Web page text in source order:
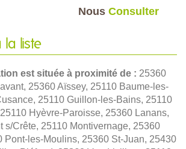
Nous Consulter
la liste
est située à proximité de : 25360
25360 Aïssey, 25110 Baume-les-
25110 Guillon-les-Bains, 25110
Hyèvre-Paroisse, 25360 Lanans,
s/Crête, 25110 Montivernage, 25360
Pont-les-Moulins, 25360 St-Juan, 25430